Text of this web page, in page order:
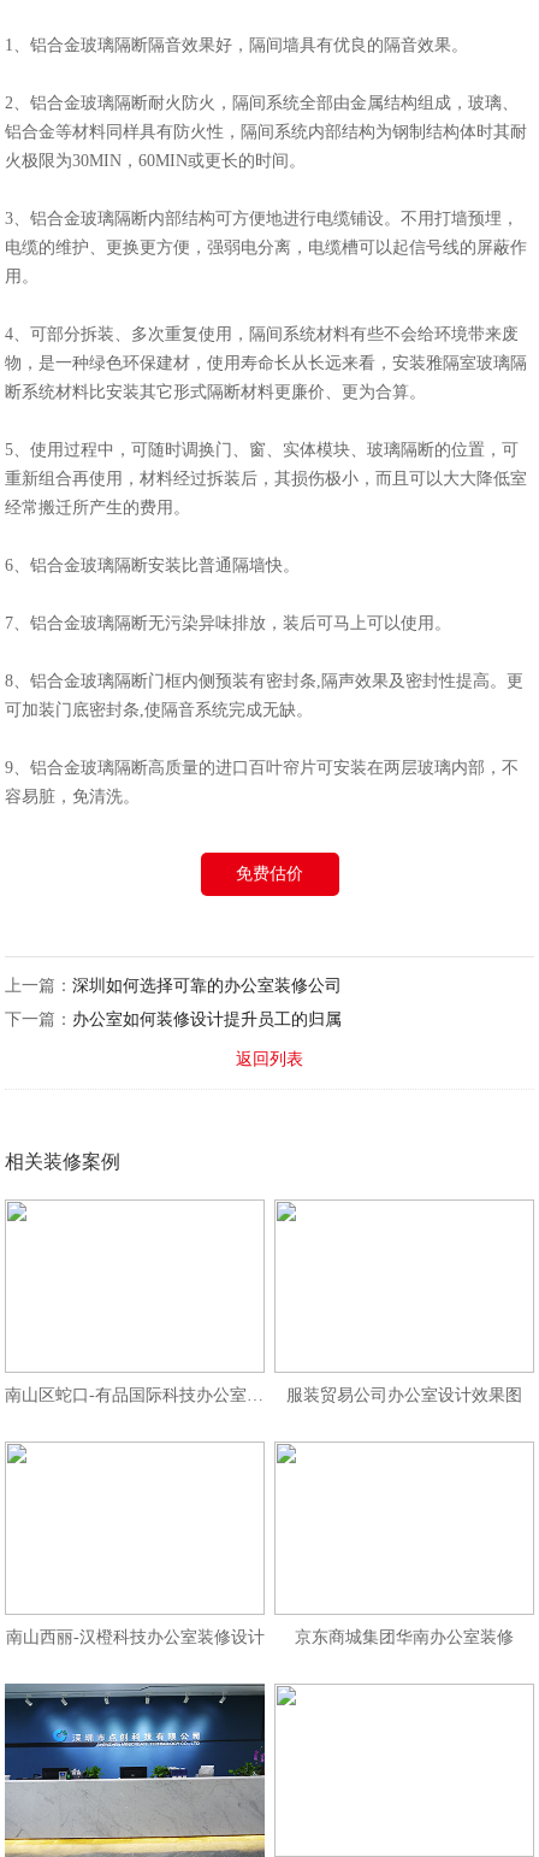
1、铝合金玻璃隔断隔音效果好，隔间墙具有优良的隔音效果。
2、铝合金玻璃隔断耐火防火，隔间系统全部由金属结构组成，玻璃、
铝合金等材料同样具有防火性，隔间系统内部结构为钢制结构体时其耐
火极限为30MIN，60MIN或更长的时间。
3、铝合金玻璃隔断内部结构可方便地进行电缆铺设。不用打墙预埋，
电缆的维护、更换更方便，强弱电分离，电缆槽可以起信号线的屏蔽作
用。
4、可部分拆装、多次重复使用，隔间系统材料有些不会给环境带来废
物，是一种绿色环保建材，使用寿命长从长远来看，安装雅隔室玻璃隔
断系统材料比安装其它形式隔断材料更廉价、更为合算。
5、使用过程中，可随时调换门、窗、实体模块、玻璃隔断的位置，可
重新组合再使用，材料经过拆装后，其损伤极小，而且可以大大降低室
经常搬迁所产生的费用。
6、铝合金玻璃隔断安装比普通隔墙快。
7、铝合金玻璃隔断无污染异味排放，装后可马上可以使用。
8、铝合金玻璃隔断门框内侧预装有密封条,隔声效果及密封性提高。更
可加装门底密封条,使隔音系统完成无缺。
9、铝合金玻璃隔断高质量的进口百叶帘片可安装在两层玻璃内部，不
容易脏，免清洗。
免费估价
上一篇：深圳如何选择可靠的办公室装修公司
下一篇： 办公室如何装修设计提升员工的归属
返回列表
相关装修案例
南山区蛇口-有品国际科技办公室装修 服装贸易公司办公室设计效果图
南山西丽-汉橙科技办公室装修设计 京东商城集团华南办公室装修